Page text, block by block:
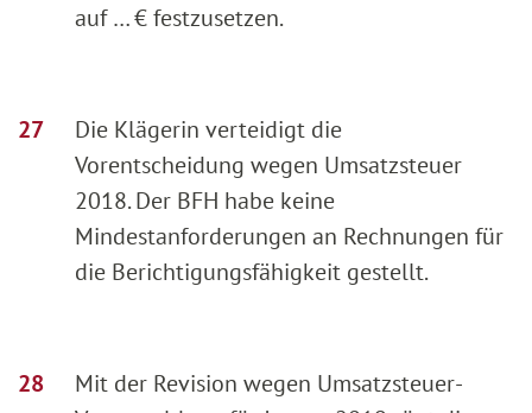
auf … € festzusetzen.
Die Klägerin verteidigt die
Vorentscheidung wegen Umsatzsteuer
2018. Der BFH habe keine
Mindestanforderungen an Rechnungen für
die Berichtigungsfähigkeit gestellt.
Mit der Revision wegen Umsatzsteuer-